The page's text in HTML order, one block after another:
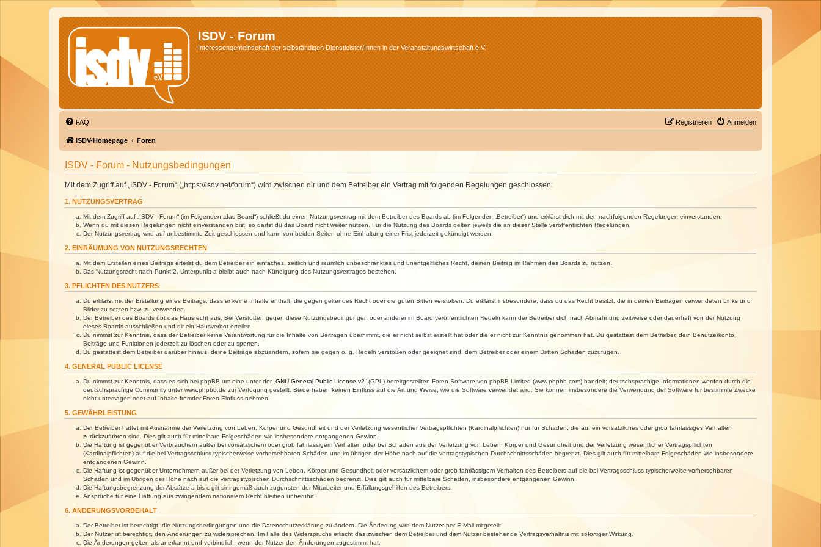
ISDV - Forum
Interessengemeinschaft der selbständigen Dienstleister/Innen in der Veranstaltungswirtschaft e.V.
FAQ Anmelden
Registrieren
ISDV-Homepage Foren
ISDV - Forum - Nutzungsbedingungen
Mit dem Zugriff auf „ISDV - Forum“ („https://isdv.net/forum“) wird zwischen dir und dem Betreiber ein Vertrag mit folgenden Regelungen geschlossen:
1. NUTZUNGSVERTRAG
Mit dem Zugriff auf „ISDV - Forum“ (im Folgenden „das Board“) schließt du einen Nutzungsvertrag mit dem Betreiber des Boards ab (im Folgenden „Betreiber“) und erklärst dich mit den nachfolgenden Regelungen einverstanden.
Wenn du mit diesen Regelungen nicht einverstanden bist, so darfst du das Board nicht weiter nutzen. Für die Nutzung des Boards gelten jeweils die an dieser Stelle veröffentlichten Regelungen.
Der Nutzungsvertrag wird auf unbestimmte Zeit geschlossen und kann von beiden Seiten ohne Einhaltung einer Frist jederzeit gekündigt werden.
2. EINRÄUMUNG VON NUTZUNGSRECHTEN
Mit dem Erstellen eines Beitrags erteilst du dem Betreiber ein einfaches, zeitlich und räumlich unbeschränktes und unentgeltliches Recht, deinen Beitrag im Rahmen des Boards zu nutzen.
Das Nutzungsrecht nach Punkt 2, Unterpunkt a bleibt auch nach Kündigung des Nutzungsvertrages bestehen.
3. PFLICHTEN DES NUTZERS
Du erklärst mit der Erstellung eines Beitrags, dass er keine Inhalte enthält, die gegen geltendes Recht oder die guten Sitten verstoßen. Du erklärst insbesondere, dass du das Recht besitzt, die in deinen Beiträgen verwendeten Links und
Bilder zu setzen bzw. zu verwenden.
Der Betreiber des Boards übt das Hausrecht aus. Bei Verstößen gegen diese Nutzungsbedingungen oder anderer im Board veröffentlichten Regeln kann der Betreiber dich nach Abmahnung zeitweise oder dauerhaft von der Nutzung
dieses Boards ausschließen und dir ein Hausverbot erteilen.
Du nimmst zur Kenntnis, dass der Betreiber keine Verantwortung für die Inhalte von Beiträgen übernimmt, die er nicht selbst erstellt hat oder die er nicht zur Kenntnis genommen hat. Du gestattest dem Betreiber, dein Benutzerkonto,
Beiträge und Funktionen jederzeit zu löschen oder zu sperren.
Du gestattest dem Betreiber darüber hinaus, deine Beiträge abzuändern, sofern sie gegen o. g. Regeln verstoßen oder geeignet sind, dem Betreiber oder einem Dritten Schaden zuzufügen.
4. GENERAL PUBLIC LICENSE
Du nimmst zur Kenntnis, dass es sich bei phpBB um eine unter der „ GNU General Public License v2“ (GPL) bereitgestellten Foren-Software von phpBB Limited (www.phpbb.com) handelt; deutschsprachige Informationen werden durch die
deutschsprachige Community unter www.phpbb.de zur Verfügung gestellt. Beide haben keinen Einfluss auf die Art und Weise, wie die Software verwendet wird. Sie können insbesondere die Verwendung der Software für bestimmte Zwecke
nicht untersagen oder auf Inhalte fremder Foren Einfluss nehmen.
5. GEWÄHRLEISTUNG
Der Betreiber haftet mit Ausnahme der Verletzung von Leben, Körper und Gesundheit und der Verletzung wesentlicher Vertragspflichten (Kardinalpflichten) nur für Schäden, die auf ein vorsätzliches oder grob fahrlässiges Verhalten
zurückzuführen sind. Dies gilt auch für mittelbare Folgeschäden wie insbesondere entgangenen Gewinn.
Die Haftung ist gegenüber Verbrauchern außer bei vorsätzlichem oder grob fahrlässigem Verhalten oder bei Schäden aus der Verletzung von Leben, Körper und Gesundheit und der Verletzung wesentlicher Vertragspflichten
(Kardinalpflichten) auf die bei Vertragsschluss typischerweise vorhersehbaren Schäden und im übrigen der Höhe nach auf die vertragstypischen Durchschnittsschäden begrenzt. Dies gilt auch für mittelbare Folgeschäden wie insbesondere
entgangenen Gewinn.
Die Haftung ist gegenüber Unternehmern außer bei der Verletzung von Leben, Körper und Gesundheit oder vorsätzlichem oder grob fahrlässigem Verhalten des Betreibers auf die bei Vertragsschluss typischerweise vorhersehbaren
Schäden und im Übrigen der Höhe nach auf die vertragstypischen Durchschnittsschäden begrenzt. Dies gilt auch für mittelbare Schäden, insbesondere entgangenen Gewinn.
Die Haftungsbegrenzung der Absätze a bis c gilt sinngemäß auch zugunsten der Mitarbeiter und Erfüllungsgehilfen des Betreibers.
Ansprüche für eine Haftung aus zwingendem nationalem Recht bleiben unberührt.
6. ÄNDERUNGSVORBEHALT
Der Betreiber ist berechtigt, die Nutzungsbedingungen und die Datenschutzerklärung zu ändern. Die Änderung wird dem Nutzer per E-Mail mitgeteilt.
Der Nutzer ist berechtigt, den Änderungen zu widersprechen. Im Falle des Widerspruchs erlischt das zwischen dem Betreiber und dem Nutzer bestehende Vertragsverhältnis mit sofortiger Wirkung.
Die Änderungen gelten als anerkannt und verbindlich, wenn der Nutzer den Änderungen zugestimmt hat.